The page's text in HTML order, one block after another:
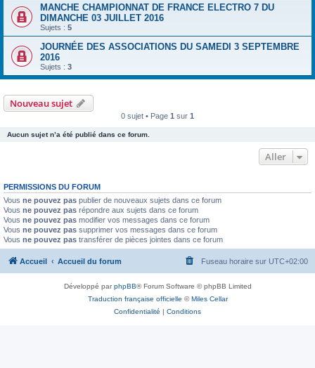
MANCHE CHAMPIONNAT DE FRANCE ELECTRO 7 DU
DIMANCHE 03 JUILLET 2016
Sujets : 5
JOURNÉE DES ASSOCIATIONS DU SAMEDI 3 SEPTEMBRE
2016
Sujets : 3
Nouveau sujet
0 sujet • Page 1 sur 1
Aucun sujet n’a été publié dans ce forum.
Aller
PERMISSIONS DU FORUM
Vous ne pouvez pas publier de nouveaux sujets dans ce forum
Vous ne pouvez pas répondre aux sujets dans ce forum
Vous ne pouvez pas modifier vos messages dans ce forum
Vous ne pouvez pas supprimer vos messages dans ce forum
Vous ne pouvez pas transférer de pièces jointes dans ce forum
Accueil Accueil du forum Fuseau horaire sur UTC+02:00
Développé parphpBB® Forum Software © phpBB Limited
Traduction française officielle ©Miles Cellar
Confidentialité | Conditions